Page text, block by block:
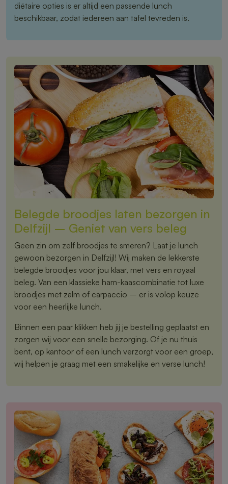
diëtaire opties is er altijd een passende lunch
beschikbaar, zodat iedereen aan tafel tevreden is.
Belegde broodjes laten bezorgen in
Delfzijl – Geniet van vers beleg
Geen zin om zelf broodjes te smeren? Laat je lunch
gewoon bezorgen in Delfzijl! Wij maken de lekkerste
belegde broodjes voor jou klaar, met vers en royaal
beleg. Van een klassieke ham-kaascombinatie tot luxe
broodjes met zalm of carpaccio – er is volop keuze
voor een heerlijke lunch.
Binnen een paar klikken heb jij je bestelling geplaatst en
zorgen wij voor een snelle bezorging. Of je nu thuis
bent, op kantoor of een lunch verzorgt voor een groep,
wij helpen je graag met een smakelijke en verse lunch!